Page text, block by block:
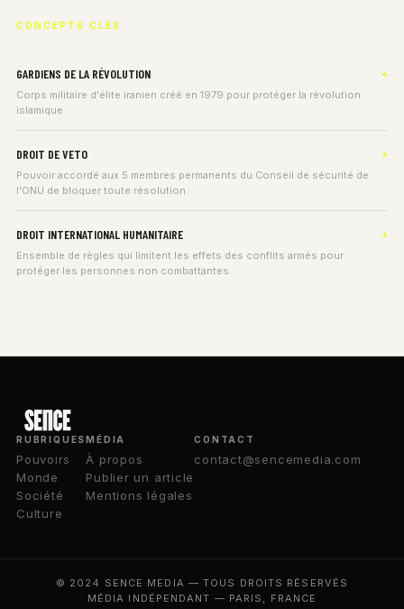
CONCEPTS CLÉS
GARDIENS DE LA RÉVOLUTION
Corps militaire d'élite iranien créé en 1979 pour protéger la révolution
islamique.
DROIT DE VETO
Pouvoir accordé aux 5 membres permanents du Conseil de sécurité de
l'ONU de bloquer toute résolution.
DROIT INTERNATIONAL HUMANITAIRE
Ensemble de règles qui limitent les effets des conflits armés pour
protéger les personnes non combattantes.
RUBRIQUES
Pouvoirs
Monde
Société
Culture
MÉDIA
À propos
Publier un article
Mentions légales
CONTACT
contact@sencemedia.com
© 2024 SENCE MEDIA — TOUS DROITS RÉSERVÉS
MÉDIA INDÉPENDANT — PARIS, FRANCE